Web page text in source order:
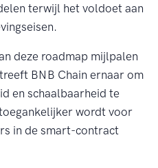
terwijl het voldoet aan
deze roadmap mijlpalen
BNB Chain ernaar om
en schaalbaarheid te
wordt voor
in de smart-contract